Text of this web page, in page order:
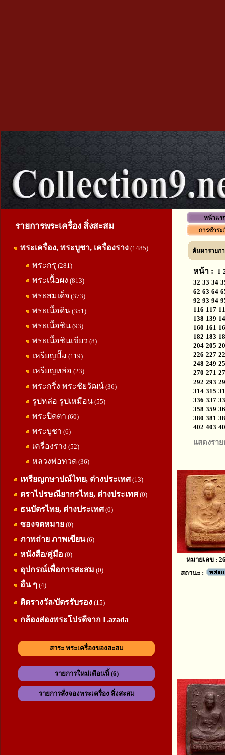
รายการพระเครื่อง สิ่งสะสม
พระเครื่อง, พระบูชา, เครื่องราง (1485)
พระกรุ (281)
พระเนื้อผง (813)
พระสมเด็จ (373)
พระเนื้อดิน (351)
พระเนื้อชิน (93)
พระเนื้อชินเขียว (8)
เหรียญปั๊ม (119)
เหรียญหล่อ (23)
พระกริ่ง พระชัยวัฒน์ (36)
รูปหล่อ รูปเหมือน (55)
พระปิดตา (60)
พระบูชา (6)
เครื่องราง (52)
หลวงพ่อทวด (36)
เหรียญกษาปณ์ไทย, ต่างประเทศ(13)
ตราไปรษณียากรไทย, ต่างประเทศ(0)
ธนบัตรไทย, ต่างประเทศ(0)
ซองจดหมาย (0)
ภาพถ่าย ภาพเขียน(6)
หนังสือ/คู่มือ (0)
อุปกรณ์เพื่อการสะสม (0)
อื่น ๆ (4)
ติดรางวัล/บัตรรับรอง (15)
กล้องส่องพระโปรดีจาก Lazada
สาระ พระเครื่องของสะสม
รายการใหม่เดือนนี้ (6)
รายการสั่งจองพระเครื่อง สิ่งสะสม
หน้าแร
การชำระ
ค้นหารายก
หน้า : 1
32 33 34
62 63 64
92 93 94
116 117
138 139
160 161
182 183
204 205
226 227
248 249
270 271
292 293
314 315
336 337
358 359
380 381
402 403
แสดงรา
หมายเลข :
สถานะ :